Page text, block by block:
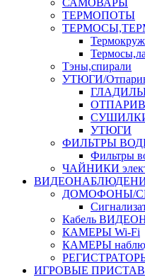
САМОВАРЫ
ТЕРМОПОТЫ
Тэны,спирали
УТЮГИ/
СУШИЛКИ
УТЮГИ
ФИЛЬТРЫ
Фильтры
ЧАЙНИКИ
ДОМОФОНЫ/
Кабель
КАМЕРЫ Wi-Fi
КАМЕРЫ
ИГРОВЫЕ